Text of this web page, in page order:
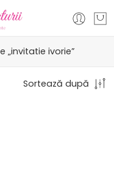
„invitatie ivorie”
Sortează după